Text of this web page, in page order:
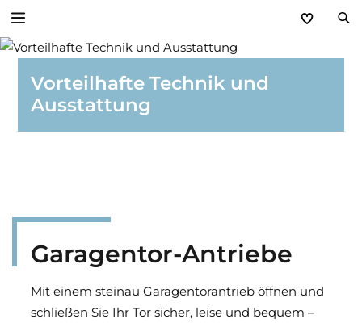
Antriebe
Türantriebe
SmartHome-Systeme - Antriebssteuerung
Zubehör und Handsender
Vorteilhafte Technik und
Ausstattung
Garagentor-Antriebe
Mit einem steinau Garagentorantrieb öffnen und
schließen Sie Ihr Tor sicher, leise und bequem –